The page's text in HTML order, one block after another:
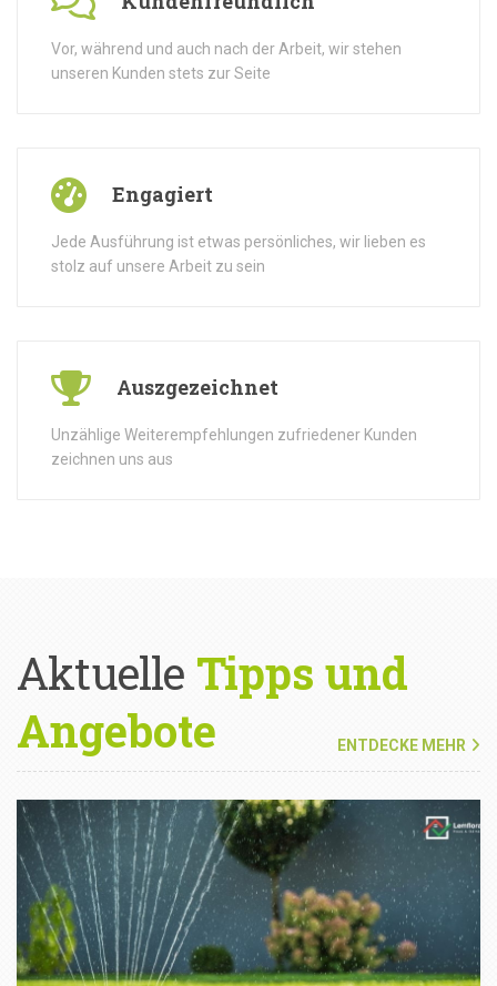
Vor, während und auch nach der Arbeit, wir stehen
unseren Kunden stets zur Seite
Engagiert
Jede Ausführung ist etwas persönliches, wir lieben es
stolz auf unsere Arbeit zu sein
Auszgezeichnet
Unzählige Weiterempfehlungen zufriedener Kunden
zeichnen uns aus
Aktuelle Tipps und
Angebote
ENTDECKE MEHR